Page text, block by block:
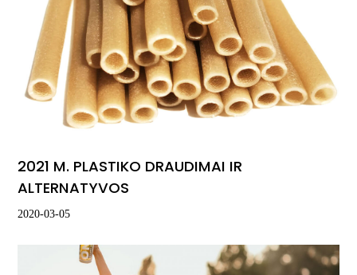
2021 M. PLASTIKO DRAUDIMAI IR
ALTERNATYVOS
2020-03-05